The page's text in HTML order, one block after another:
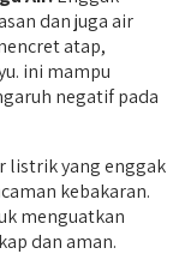
dan juga air
atap,
ini mampu
negatif pada
listrik yang enggak
kebakaran.
menguatkan
dan aman.